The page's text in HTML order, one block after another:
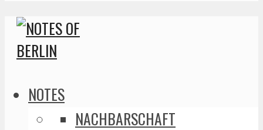
NOTES
NACHBARSCHAFT